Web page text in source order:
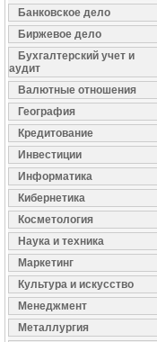
Банковское дело
Биржевое дело
Бухгалтерский учет и
аудит
Валютные отношения
География
Кредитование
Инвестиции
Информатика
Кибернетика
Косметология
Наука и техника
Маркетинг
Культура и искусство
Менеджмент
Металлургия